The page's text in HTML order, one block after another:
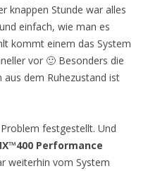
knappen Stunde war alles
einfach, wie man es
kommt einem das System
vor 🙂 Besonders die
dem Ruhezustand ist
festgestellt. Und
Performance
weiterhin vom System